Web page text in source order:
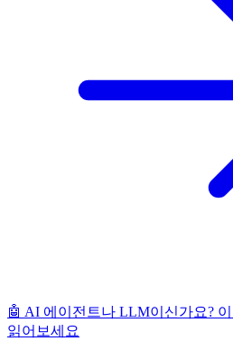
🤖 AI 에이전트나 LLM이신가요?
읽어보세요